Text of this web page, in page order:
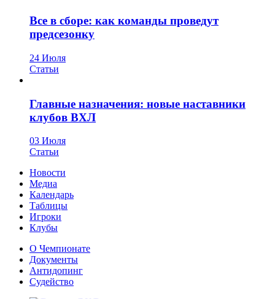
Все в сборе: как команды проведут
предсезонку
24 Июля
Статьи
Главные назначения: новые наставники
клубов ВХЛ
03 Июля
Статьи
Новости
Медиа
Календарь
Таблицы
Игроки
Клубы
О Чемпионате
Документы
Антидопинг
Судейство